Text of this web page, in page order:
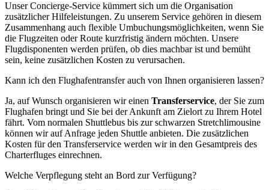
Unser Concierge-Service kümmert sich um die Organisation
zusätzlicher Hilfeleistungen. Zu unserem Service gehören in diesem
Zusammenhang auch flexible Umbuchungsmöglichkeiten, wenn Sie
die Flugzeiten oder Route kurzfristig ändern möchten. Unsere
Flugdisponenten werden prüfen, ob dies machbar ist und bemüht
sein, keine zusätzlichen Kosten zu verursachen.
Kann ich den Flughafentransfer auch von Ihnen organisieren lassen?
Ja, auf Wunsch organisieren wir einen Transferservice, der Sie zum
Flughafen bringt und Sie bei der Ankunft am Zielort zu Ihrem Hotel
fährt. Vom normalen Shuttlebus bis zur schwarzen Stretchlimousine
können wir auf Anfrage jeden Shuttle anbieten. Die zusätzlichen
Kosten für den Transferservice werden wir in den Gesamtpreis des
Charterfluges einrechnen.
Welche Verpflegung steht an Bord zur Verfügung?